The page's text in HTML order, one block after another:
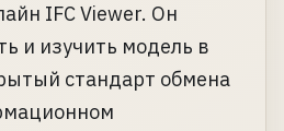
IFC Viewer. Он
и изучить модель в
стандарт обмена